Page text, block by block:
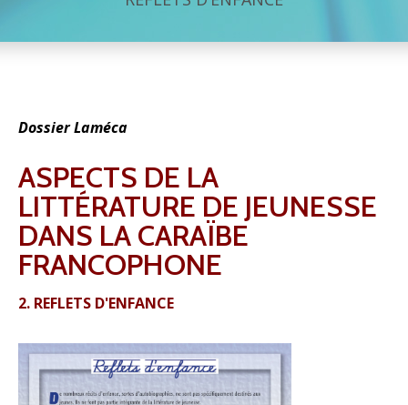
Dossier Laméca
ASPECTS DE LA
LITTÉRATURE DE JEUNESSE
DANS LA CARAÏBE
FRANCOPHONE
2. REFLETS D'ENFANCE